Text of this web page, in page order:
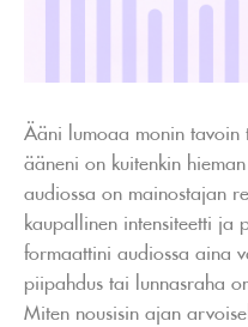
Ääni lumoaa monin
ääneni on kuitenkin
audiossa on mainostajan
kaupallinen intensiteetti ja
formaattini audiossa aina
piipahdus tai lunnasraha
Miten nousisin ajan